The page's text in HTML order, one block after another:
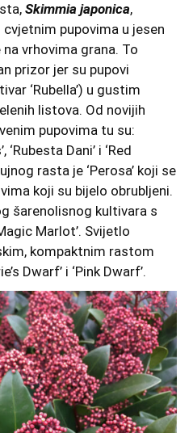
Skimmia japonica,
pupovima u jesen
vrhovima grana. To
prizor jer su pupovi
‘Rubella’) u gustim
listova. Od novijih
pupovima tu su:
‘Rubesta Dani’ i ‘Red
rasta je ‘Perosa’ koji se
koji su bijelo obrubljeni.
šarenolisnog kultivara s
Marlot’. Svijetlo
kompaktnim rastom
Dwarf’ i ‘Pink Dwarf’.